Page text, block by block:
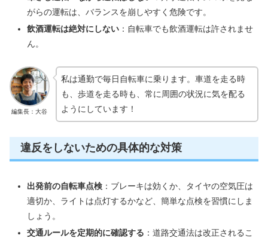
がらの運転は、バランスを崩しやすく危険です。
飲酒運転は絶対にしない：自転車でも飲酒運転は許されませ
ん。
編集長：大谷
私は通勤で毎日自転車に乗ります。車道を走る時
も、歩道を走る時も、常に周囲の状況に気を配る
ようにしています！
違反をしないための具体的な対策
出発前の自転車点検：ブレーキは効くか、タイヤの空気圧は
適切か、ライトは点灯するかなど、簡単な点検を習慣にしま
しょう。
交通ルールを定期的に確認する ：道路交通法は改正されるこ